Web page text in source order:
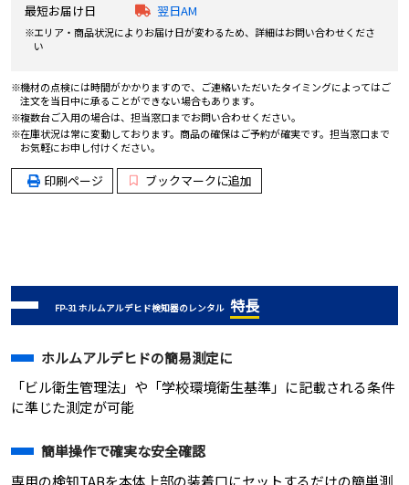
最短お届け日
翌日AM
エリア・商品状況によりお届け日が変わるため、詳細はお問い合わせくださ
い
機材の点検には時間がかかりますので、ご連絡いただいたタイミングによってはご
注文を当日中に承ることができない場合もあります。
複数台ご入用の場合は、担当窓口までお問い合わせください。
在庫状況は常に変動しております。商品の確保はご予約が確実です。担当窓口まで
お気軽にお申し付けください。
印刷ページ ブックマークに追加
FP-31 ホルムアルデヒド検知器のレンタル 特長
ホルムアルデヒドの簡易測定に
「ビル衛生管理法」や「学校環境衛生基準」に記載される条件
に準じた測定が可能
簡単操作で確実な安全確認
専用の検知TABを本体上部の装着口にセットするだけの簡単測